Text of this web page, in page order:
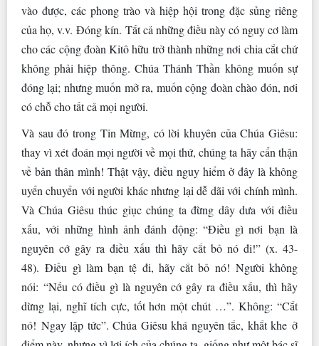
vào được, các phong trào và hiệp hội trong đặc sủng riêng
của họ, v.v. Đóng kín. Tất cả những điều này có nguy cơ làm
cho các cộng đoàn Kitô hữu trở thành những nơi chia cắt chứ
không phải hiệp thông. Chúa Thánh Thần không muốn sự
đóng lại; nhưng muốn mở ra, muốn cộng đoàn chào đón, nơi
có chỗ cho tất cả mọi người.
Và sau đó trong Tin Mừng, có lời khuyên của Chúa Giêsu:
thay vì xét đoán mọi người về mọi thứ, chúng ta hãy cẩn thận
về bản thân mình! Thật vậy, điều nguy hiểm ở đây là không
uyển chuyển với người khác nhưng lại dễ dãi với chính mình.
Và Chúa Giêsu thúc giục chúng ta đừng dây dưa với điều
xấu, với những hình ảnh đánh động: “Điều gì nơi bạn là
nguyên cớ gây ra điều xấu thì hãy cắt bỏ nó đi!” (x. 43-
48). Điều gì làm bạn tệ đi, hãy cắt bỏ nó! Người không
nói: “Nếu có điều gì là nguyên cớ gây ra điều xấu, thì hãy
dừng lại, nghĩ tích cực, tốt hơn một chút …”. Không: “Cắt
nó! Ngay lập tức”. Chúa Giêsu khá nguyên tắc, khắt khe ở